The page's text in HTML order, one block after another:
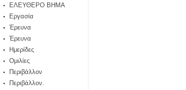
ΕΛΕΥΘΕΡΟ ΒΗΜΑ
Εργασία
Έρευνα
Έρευνα
Ημερίδες
Ομιλίες
Περιβάλλον
Περιβάλλον.